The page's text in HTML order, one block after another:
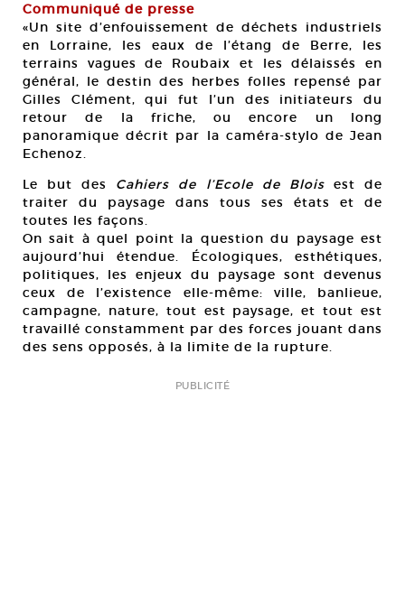
Communiqué de presse
«Un site d’enfouissement de déchets industriels
en Lorraine, les eaux de l’étang de Berre, les
terrains vagues de Roubaix et les délaissés en
général, le destin des herbes folles repensé par
Gilles Clément, qui fut l’un des initiateurs du
retour de la friche, ou encore un long
panoramique décrit par la caméra-stylo de Jean
Echenoz.
Le but des Cahiers de l’Ecole de Bloisest de
traiter du paysage dans tous ses états et de
toutes les façons.
On sait à quel point la question du paysage est
aujourd’hui étendue. Écologiques, esthétiques,
politiques, les enjeux du paysage sont devenus
ceux de l’existence elle-même: ville, banlieue,
campagne, nature, tout est paysage, et tout est
travaillé constamment par des forces jouant dans
des sens opposés, à la limite de la rupture.
PUBLICITÉ